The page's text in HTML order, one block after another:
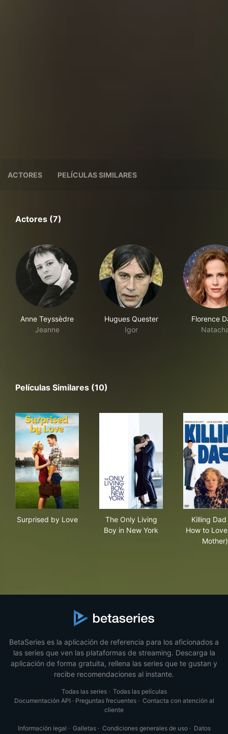
ACTORES PELÍCULAS SIMILARES
Actores (7)
Anne Teyssèdre
Jeanne
Hugues Quester
Igor
Florence
Películas Similares (10)
Surprised by Love
The Only Living
Boy in New York
Killing
How to
Mother)
BetaSeries es la aplicación de referencia para los aficionados a
las series que ven las plataformas de streaming. Descarga la
aplicación de forma gratuita, rellena las series que te gustan y
recibe recomendaciones al instante.
Todas las series· Todas las películas
Documentación API · Preguntas frecuentes· Contacta con atención al
cliente
Información legal · Galletas· Condiciones generales de uso· Datos